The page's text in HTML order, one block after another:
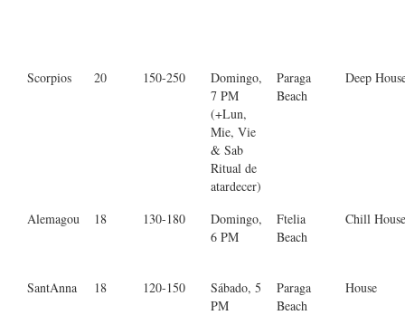
Scorpios 20 150-250
Domingo,
7 PM
(+Lun,
Mie, Vie
& Sab
Ritual de
atardecer)
Paraga
Beach
Deep
Alemagou 18 130-180
Domingo,
6 PM
Ftelia
Beach
Chill House
SantAnna 18 120-150
Sábado, 5
PM
Paraga
Beach
House